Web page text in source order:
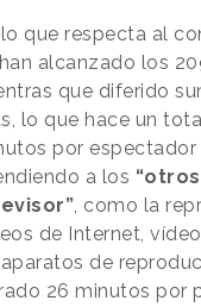
lo que respecta al
alcanzado los
que diferido
lo que hace un
por espectador
a los
, como la
de Internet,
de
26 minutos por